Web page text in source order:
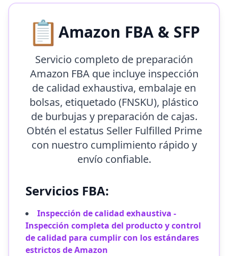
📋 Amazon FBA & SFP
Servicio completo de preparación
Amazon FBA que incluye inspección
de calidad exhaustiva, embalaje en
bolsas, etiquetado (FNSKU), plástico
de burbujas y preparación de cajas.
Obtén el estatus Seller Fulfilled Prime
con nuestro cumplimiento rápido y
envío confiable.
Servicios FBA:
Inspección de calidad exhaustiva -
Inspección completa del producto y control
de calidad para cumplir con los estándares
estrictos de Amazon